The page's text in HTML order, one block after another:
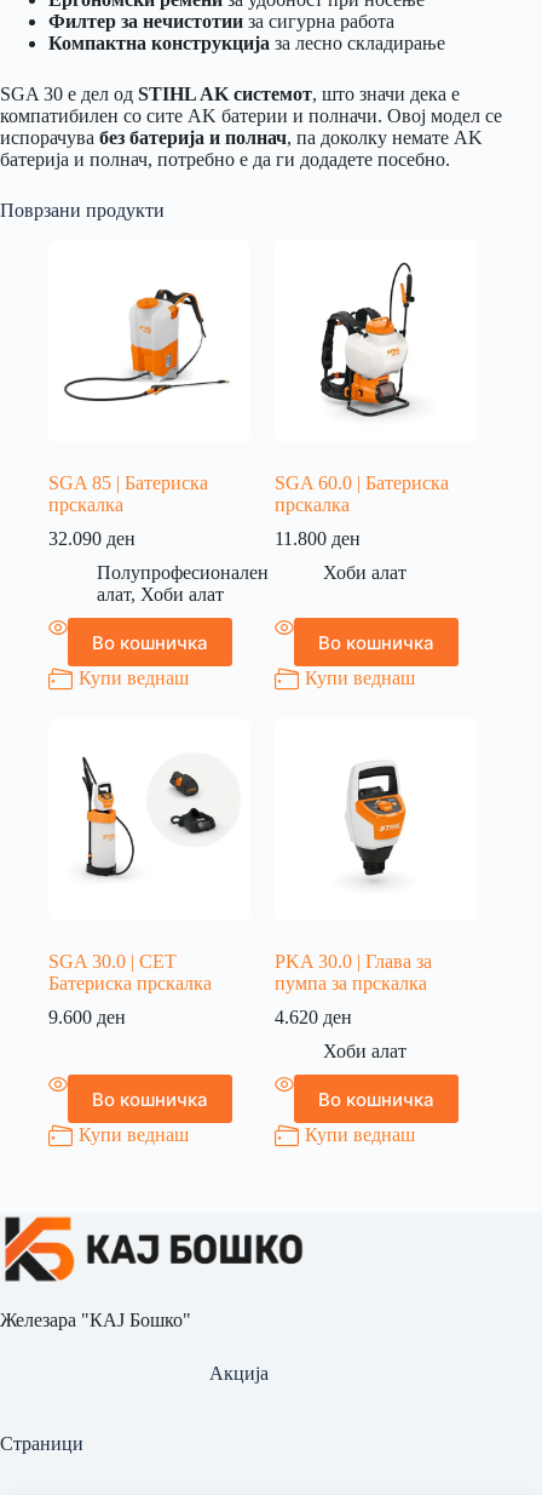
Филтер за нечистотии за сигурна работа
Компактна конструкција за лесно складирање
SGA 30 е дел од STIHL AK системот, што значи дека е
компатибилен со сите AK батерии и полначи. Овој модел се
испорачува без батерија и полнач, па доколку немате AK
батерија и полнач, потребно е да ги додадете посебно.
Поврзани продукти
SGA 85 | Батериска
прскалка
32.090 ден
Полупрофесионален
алат, Хоби алат
Во кошничка
Купи веднаш
SGA 60.0 | Батериска
прскалка
11.800 ден
Хоби алат
Во кошничка
Купи веднаш
SGA 30.0 | СЕТ
Батериска прскалка
9.600 ден
Во кошничка
Купи веднаш
PKA 30.0 | Глава за
пумпа за прскалка
4.620 ден
Хоби алат
Во кошничка
Купи веднаш
Железара "КАЈ Бошко"
Акција
Страници